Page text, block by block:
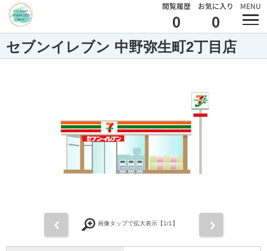
閲覧履歴
0
お気に入り
0
MENU
セブンイレブン 中野弥生町2丁目店
画像タップで拡大表示【1/1】